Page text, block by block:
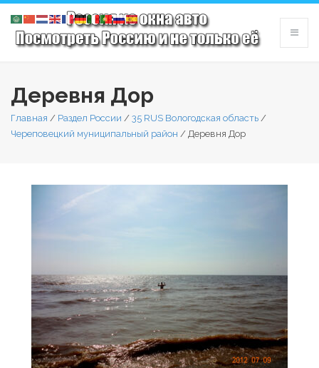
Деревня Дор
Главная / Раздел России / 35 RUS Вологодская область /
Череповецкий муниципальный район / Деревня Дор